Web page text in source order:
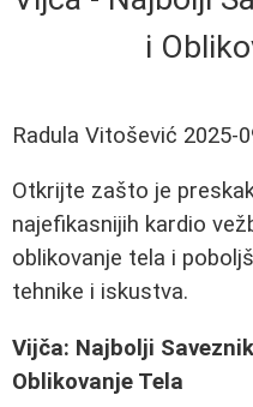
i
Radula Vitošević 2025-
Otkrijte zašto je
najefikasnijih kardio
oblikovanje tela i
tehnike i iskustva.
Vijča: Najbolji
Oblikovanje Tela